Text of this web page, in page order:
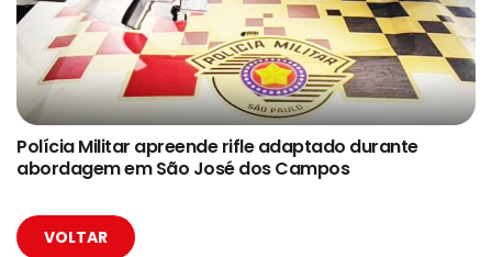
Polícia Militar apreende rifle adaptado durante
abordagem em São José dos Campos
VOLTAR